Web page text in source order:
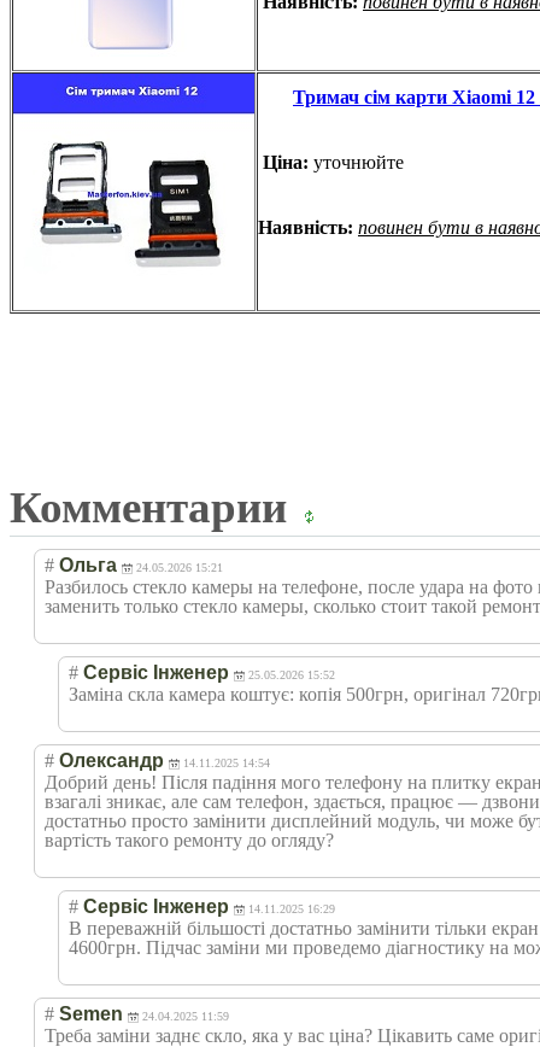
Тримач сім карти Xiaomi 12
Ціна: уточнюйте
Наявність: повинен бути в
Комментарии
# Ольга 24.05.2026 15:21
Разбилось стекло камеры на телефоне, после удара на
заменить только стекло камеры, сколько стоит такой
# Сервіс Інженер 25.05.2026 15:52
Заміна скла камера коштує: копія 500грн, оригінал
# Олександр 14.11.2025 14:54
Добрий день! Після падіння мого телефону на плитку
взагалі зникає, але сам телефон, здається, працює —
достатньо просто замінити дисплейний модуль, чи може
вартість такого ремонту до огляду?
# Сервіс Інженер 14.11.2025 16:29
В переважній більшості достатньо замінити тільки
4600грн. Підчас заміни ми проведемо діагностику на
# Semen 24.04.2025 11:59
Треба заміни заднє скло, яка у вас ціна? Цікавить саме